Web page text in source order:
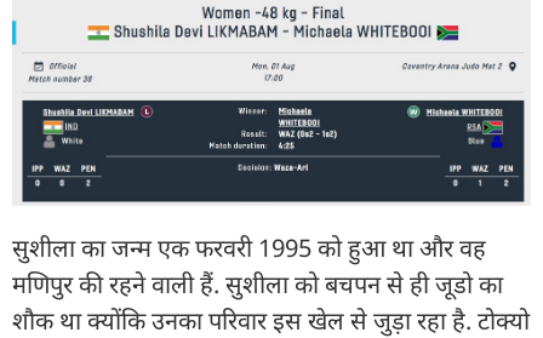
सुशीला का जन्म एक फरवरी 1995 को हुआ था और वह
मणिपुर की रहने वाली हैं. सुशीला को बचपन से ही जूडो का
शौक था क्योंकि उनका परिवार इस खेल से जुड़ा रहा है. टोक्यो